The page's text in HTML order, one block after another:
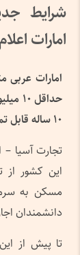
شرایط
امارات
امارات عربی
۱۰ ساله قابل تمدید اعطاء خواهد کرد.
تجارت آسیا
این کشور از
مسکن به
دانشمندان
تا پیش از